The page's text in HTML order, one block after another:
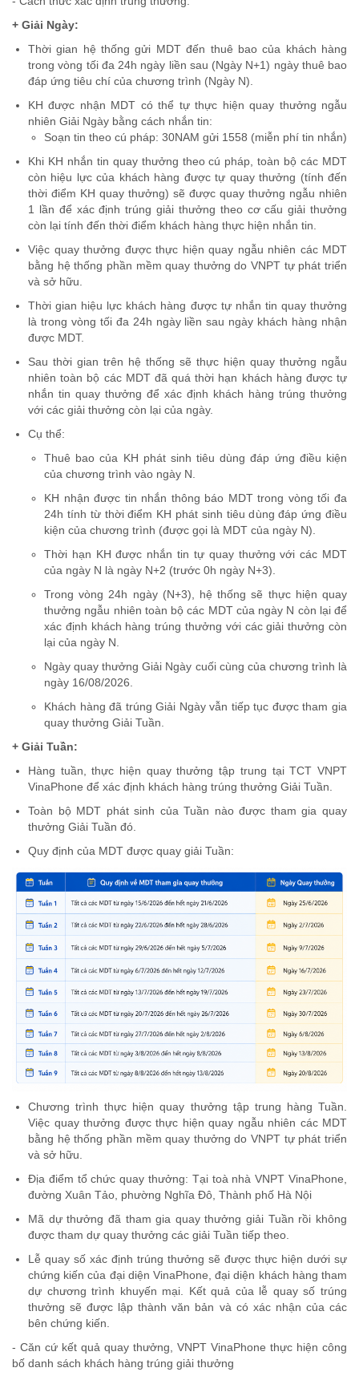
+ Giải Ngày:
Thời gian hệ thống gửi MDT đến thuê bao của khách hàng
trong vòng tối đa 24h ngày liền sau (Ngày N+1) ngày thuê bao
đáp ứng tiêu chí của chương trình (Ngày N).
KH được nhận MDT có thể tự thực hiện quay thưởng ngẫu
nhiên Giải Ngày bằng cách nhắn tin:
Soạn tin theo cú pháp: 30NAM gửi 1558 (miễn phí tin nhắn)
Khi KH nhắn tin quay thưởng theo cú pháp, toàn bộ các MDT
còn hiệu lực của khách hàng được tự quay thưởng (tính đến
thời điểm KH quay thưởng) sẽ được quay thưởng ngẫu nhiên
1 lần để xác định trúng giải thưởng theo cơ cấu giải thưởng
còn lại tính đến thời điểm khách hàng thực hiện nhắn tin.
Việc quay thưởng được thực hiện quay ngẫu nhiên các MDT
bằng hệ thống phần mềm quay thưởng do VNPT tự phát triển
và sở hữu.
Thời gian hiệu lực khách hàng được tự nhắn tin quay thưởng
là trong vòng tối đa 24h ngày liền sau ngày khách hàng nhận
được MDT.
Sau thời gian trên hệ thống sẽ thực hiện quay thưởng ngẫu
nhiên toàn bộ các MDT đã quá thời hạn khách hàng được tự
nhắn tin quay thưởng để xác định khách hàng trúng thưởng
với các giải thưởng còn lại của ngày.
Cụ thể:
Thuê bao của KH phát sinh tiêu dùng đáp ứng điều kiện
của chương trình vào ngày N.
KH nhận được tin nhắn thông báo MDT trong vòng tối đa
24h tính từ thời điểm KH phát sinh tiêu dùng đáp ứng điều
kiện của chương trình (được gọi là MDT của ngày N).
Thời hạn KH được nhắn tin tự quay thưởng với các MDT
của ngày N là ngày N+2 (trước 0h ngày N+3).
Trong vòng 24h ngày (N+3), hệ thống sẽ thực hiện quay
thưởng ngẫu nhiên toàn bộ các MDT của ngày N còn lại để
xác định khách hàng trúng thưởng với các giải thưởng còn
lại của ngày N.
Ngày quay thưởng Giải Ngày cuối cùng của chương trình là
ngày 16/08/2026.
Khách hàng đã trúng Giải Ngày vẫn tiếp tục được tham gia
quay thưởng Giải Tuần.
+ Giải Tuần:
Hàng tuần, thực hiện quay thưởng tập trung tại TCT VNPT
VinaPhone để xác định khách hàng trúng thưởng Giải Tuần.
Toàn bộ MDT phát sinh của Tuần nào được tham gia quay
thưởng Giải Tuần đó.
Quy định của MDT được quay giải Tuần:
Chương trình thực hiện quay thưởng tập trung hàng Tuần.
Việc quay thưởng được thực hiện quay ngẫu nhiên các MDT
bằng hệ thống phần mềm quay thưởng do VNPT tự phát triển
và sở hữu.
Địa điểm tổ chức quay thưởng: Tại toà nhà VNPT VinaPhone,
đường Xuân Tảo, phường Nghĩa Đô, Thành phố Hà Nội
Mã dự thưởng đã tham gia quay thưởng giải Tuần rồi không
được tham dự quay thưởng các giải Tuần tiếp theo.
Lễ quay số xác định trúng thưởng sẽ được thực hiện dưới sự
chứng kiến của đại diện VinaPhone, đại diện khách hàng tham
dự chương trình khuyến mại. Kết quả của lễ quay số trúng
thưởng sẽ được lập thành văn bản và có xác nhận của các
bên chứng kiến.
- Căn cứ kết quả quay thưởng, VNPT VinaPhone thực hiện công
bố danh sách khách hàng trúng giải thưởng